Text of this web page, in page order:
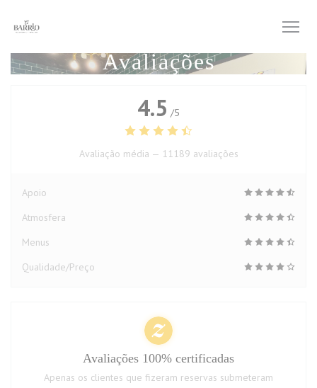
Avaliações
4.5 /5
Avaliação média — 11189 avaliações
Apoio
Atmosfera
Menus
Qualidade/Preço
Avaliações 100% certificadas
Apenas os clientes que fizeram reservas submeteram